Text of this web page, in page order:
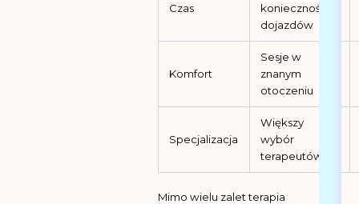
Czas
konieczności
dojazdów
Komfort
Sesje w
znanym
otoczeniu
Specjalizacja
Większy
wybór
terapeutów
Mimo wielu zalet terapia